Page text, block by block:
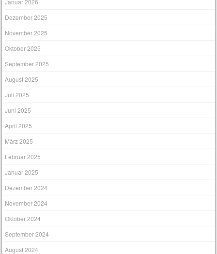
Januar 2026
Dezember 2025
November 2025
Oktober 2025
September 2025
August 2025
Juli 2025
Juni 2025
April 2025
März 2025
Februar 2025
Januar 2025
Dezember 2024
November 2024
Oktober 2024
September 2024
August 2024